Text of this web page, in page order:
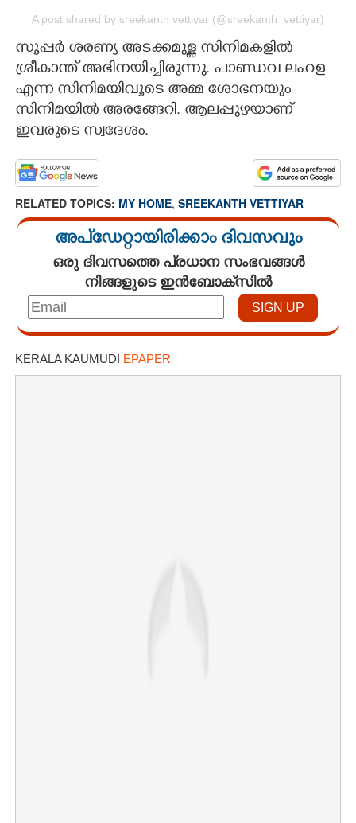
A post shared by sreekanth vettiyar (@sreekanth_vettiyar)
സൂപ്പർ ശരണ്യ അടക്കമുള്ള സിനിമകളിൽ
ശ്രീകാന്ത് അഭിനയിച്ചിരുന്നു. പാണ്ഡവ ലഹള
എന്ന സിനിമയിവൂടെ അമ്മ ശോഭനയും
സിനിമയിൽ അരങ്ങേറി. ആലപ്പുഴയാണ്
ഇവരുടെ സ്വദേശം.
RELATED TOPICS: MY HOME, SREEKANTH VETTIYAR
അപ്ഡേറ്റായിരിക്കാം ദിവസവും
ഒരു ദിവസത്തെ പ്രധാന സംഭവങ്ങൾ
നിങ്ങളുടെ ഇൻബോക്സിൽ
KERALA KAUMUDI EPAPER